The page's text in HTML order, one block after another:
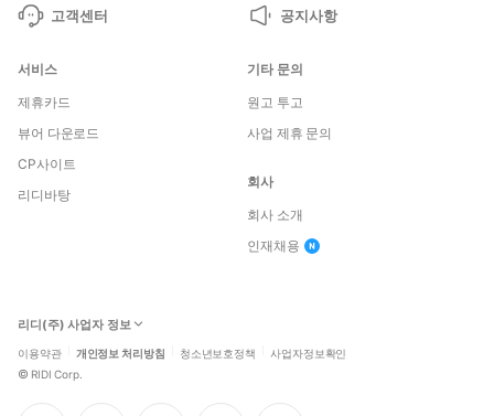
고객센터 공지사항
서비스
제휴카드
뷰어 다운로드
CP사이트
리디바탕
기타 문의
원고 투고
사업 제휴 문의
회사
회사 소개
인재채용
리디(주) 사업자 정보
이용약관 개인정보 처리방침 청소년보호정책 사업자정보확인
© RIDI Corp.